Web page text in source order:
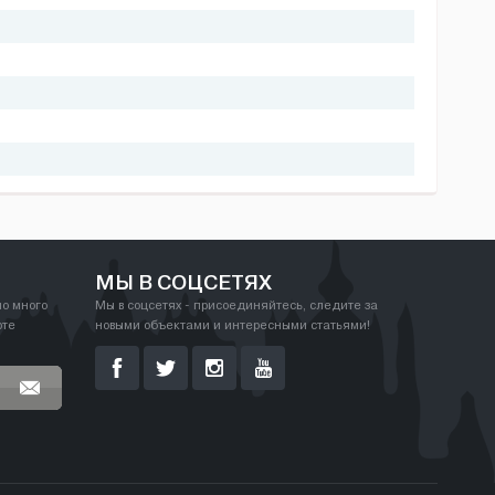
много
МЫ В СОЦСЕТЯХ
Мы в соцсетях - присоединяйтесь, следите за
новыми объектами и интересными статьями!